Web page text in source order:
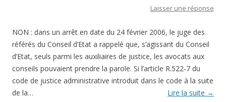
Laisser une réponse
NON : dans un arrêt en date du 24 février 2006, le juge des
référés du Conseil d’Etat a rappelé que, s’agissant du Conseil
d’Etat, seuls parmi les auxiliaires de justice, les avocats aux
conseils pouvaient prendre la parole. Si l’article R.522-7 du
code de justice administrative introduit dans le code à la suite
de la…
Lire la suite →